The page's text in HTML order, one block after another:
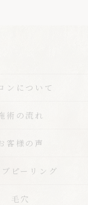
ンについて
術の流れ
客様の声
ブピーリング
毛穴